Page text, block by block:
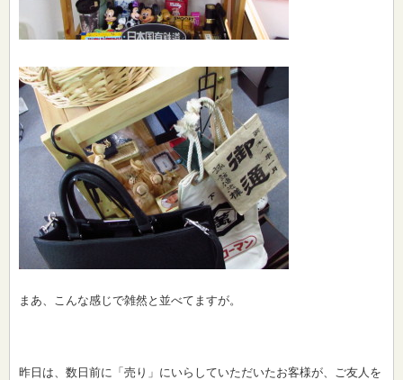
まあ、こんな感じで雑然と並べてますが。
昨日は、数日前に「売り」にいらしていただいたお客様が、ご友人を